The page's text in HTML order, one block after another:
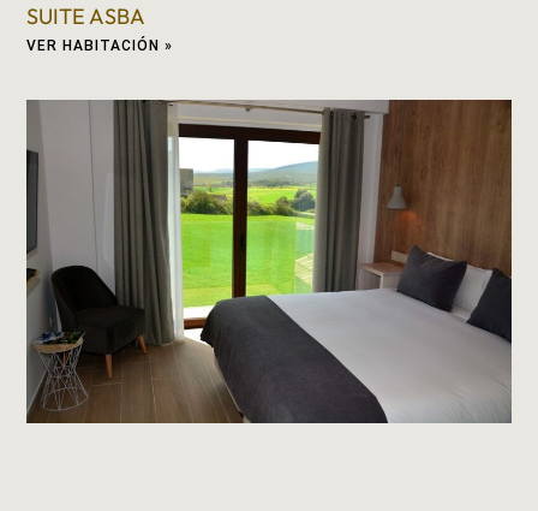
SUITE ASBA
VER HABITACIÓN »